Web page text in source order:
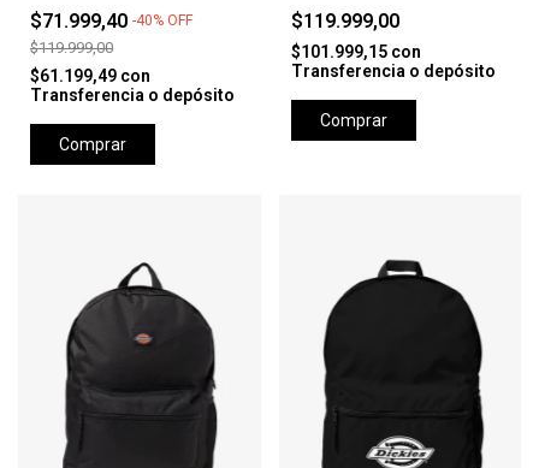
$71.999,40 -40% OFF
$119.999,00
$61.199,49 con
Transferencia o depósito
Comprar
$119.999,00
$101.999,15 con
Transferencia o depósito
Comprar